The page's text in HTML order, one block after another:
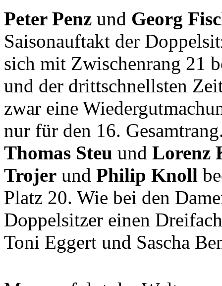
Peter Penz und Georg
Saisonauftakt der
sich mit Zwischenrang 21
und der drittschnellsten
zwar eine
nur für den 16.
Thomas Steu und Lorenz
Trojer und Philip Knoll
Platz 20. Wie bei den
Doppelsitzer einen
Toni Eggert und Sascha